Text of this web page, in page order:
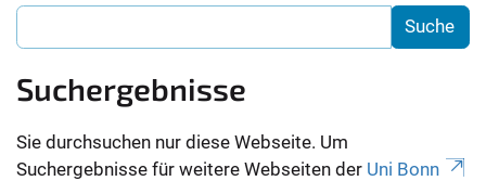
Suchergebnisse
Sie durchsuchen nur diese Webseite. Um
Suchergebnisse für weitere Webseiten der Uni Bonn